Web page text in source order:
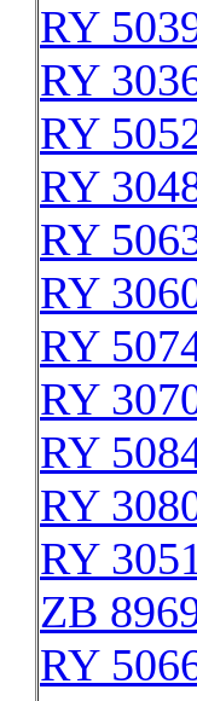
RY
RY
RY
RY
RY
RY
RY
RY
RY
RY
RY
ZB
RY